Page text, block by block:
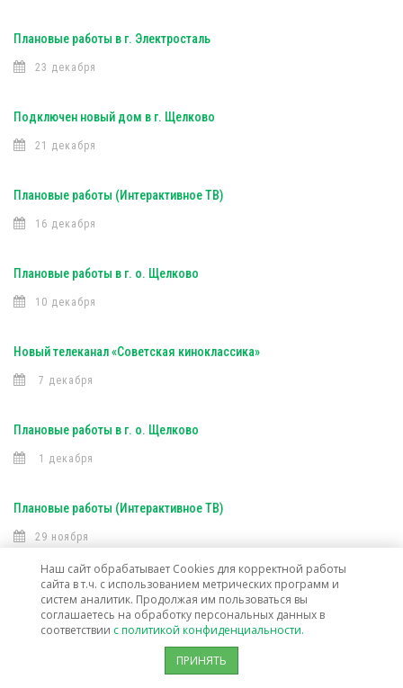
Плановые работы в г. Электросталь
23 декабря
Подключен новый дом в г. Щелково
21 декабря
Плановые работы (Интерактивное ТВ)
16 декабря
Плановые работы в г. о. Щелково
10 декабря
Новый телеканал «Советская киноклассика»
7 декабря
Плановые работы в г. о. Щелково
1 декабря
Плановые работы (Интерактивное ТВ)
29 ноября
Плановые работы в г. Электросталь
28 ноября
Изменение тарифов на услуги кабельного вещания
Наш сайт обрабатывает Cookies для корректной работы
сайта в т.ч. с использованием метрических программ и
систем аналитик. Продолжая им пользоваться вы
соглашаетесь на обработку персональных данных в
соответствии с политикой конфиденциальности.
ПРИНЯТЬ